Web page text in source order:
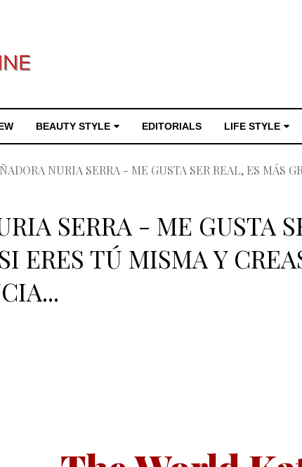
BEAUTY STYLE EDITORIALS LIFE STYLE
NURIA SERRA - ME GUSTA SER REAL, ES MÁS
SERRA - ME GUSTA
ERES TÚ MISMA Y